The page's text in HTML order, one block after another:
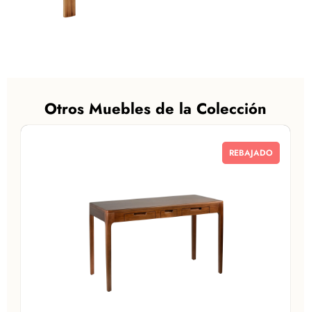
Otros Muebles de la Colección
REBAJADO